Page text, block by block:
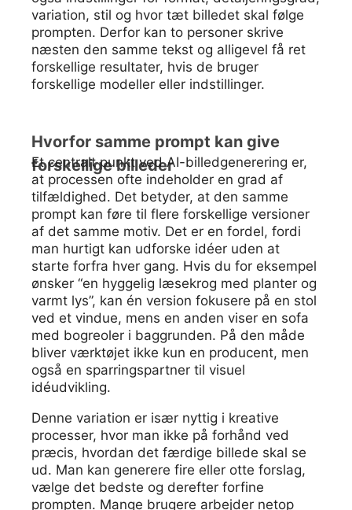
variation, stil og hvor tæt billedet skal følge
prompten. Derfor kan to personer skrive
næsten den samme tekst og alligevel få ret
forskellige resultater, hvis de bruger
forskellige modeller eller indstillinger.
Hvorfor samme prompt kan give
forskellige billeder
Et centralt punkt ved AI-billedgenerering er,
at processen ofte indeholder en grad af
tilfældighed. Det betyder, at den samme
prompt kan føre til flere forskellige versioner
af det samme motiv. Det er en fordel, fordi
man hurtigt kan udforske idéer uden at
starte forfra hver gang. Hvis du for eksempel
ønsker “en hyggelig læsekrog med planter og
varmt lys”, kan én version fokusere på en stol
ved et vindue, mens en anden viser en sofa
med bogreoler i baggrunden. På den måde
bliver værktøjet ikke kun en producent, men
også en sparringspartner til visuel
idéudvikling.
Denne variation er især nyttig i kreative
processer, hvor man ikke på forhånd ved
præcis, hvordan det færdige billede skal se
ud. Man kan generere fire eller otte forslag,
vælge det bedste og derefter forfine
prompten. Mange brugere arbejder netop